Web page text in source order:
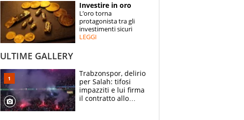
ESPERTI
CONTATTI
Investire in oro
L’oro torna
protagonista tra gli
investimenti sicuri
LEGGI
ULTIME GALLERY
Trabzonspor, delirio
per Salah: tifosi
impazziti e lui firma
il contratto allo